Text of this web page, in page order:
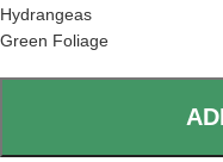
Hydrangeas
Green Foliage